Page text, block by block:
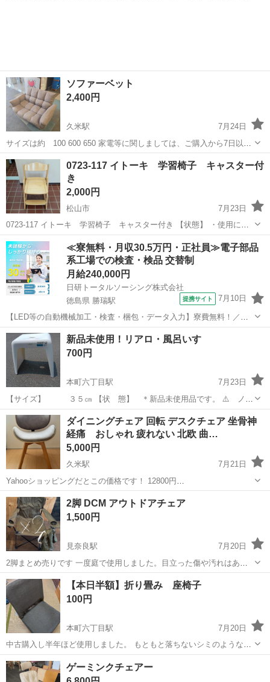
ソファーベット
2,400円
久米駅
7月24日
サイズは約 100 600 650 家電等に関しましては、ご購入から7日以内
に 商品の不備や故障があった場合のみ 商品と発行した領収書を併せて
店舗に お持ち込みいただければ、本体代金のご返金対応致します。 そ
の際に発...
愛媛 松山市 椅子 商品
0723-117 イトーキ 学習椅子 キャスター付
き
2,000円
松山市
7月23日
0723-117 イトーキ 学習椅子 キャスター付き 【状態】 ・使用に伴
う多少のスレ、キズ、落としきれない汚れなどございます ・詳細は現
地でご確認ください ・お値引きは出来かねますのでご了承願います ※
中...
愛媛 松山市 椅子 イトーキ
≪寮無料・月収30.5万円・正社員≫電子部品
系工場での検査・検品 交替制
月給240,000円
日研トータルソーシング株式会社
徳島県 勝瑞駅
提携サイト 7月10日
【LED等の自動機械加工・検査・梱包・データ入力】寮費無料！／年
間休日は130日以上／未経験OK！ お仕事について スマートフォンやパ
ソコン、車などに使われるLED等の電子部品の製造とそれに付帯する
作業になります。①部品を...
徳島 鳴門市 勝瑞駅 その他
新品未使用！リアロ・風呂いす
700円
本町六丁目駅
7月23日
【サイズ】 ３５㎝ 【状 態】 ＊新品未使用品です。 ⚠️ ノー
クレーム・ノーリターンで お願い致します。
愛媛 松山市 本町六丁目駅 椅子 風呂
ダイニングチェア 回転 デスクチェア 坐骨神
経痛 おしゃれ 疲れない 北欧 曲…
5,000円
久米駅
7月21日
Yahooショッピングだとこの価格です！ 12800円
https://store.shopping.yahoo.co.jp/e-alamode-ys/83-6980.html?
openExternalBrowser=1 ...
愛媛 松山市 久米駅 椅子
2脚 DCM アウトドアチェア
1,500円
見奈良駅
7月20日
2脚まとめ売りです 一度庭で使用しました。目立った傷や汚れはあり
ません。
愛媛 東温市 見奈良駅 椅子 DCM
【本日半額】折り畳み 座椅子
100円
本町六丁目駅
7月20日
中古購入し半年ほど使用しました。 もともと落ちないシミのような汚
れあり、私は上から毛布やバスタオルをかけて使用していました。 使
わない時は畳んでしまえるのがありがたかったです。 背もたれ部も安
愛媛 松山市 本町六丁目駅
ゲーミンクチェアー